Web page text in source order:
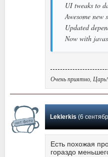
UI tweaks to
Awesome new
Updated
Now with
Очень приятно, Царь!
Leklerkis(6 сентября
Есть похожая
гораздо